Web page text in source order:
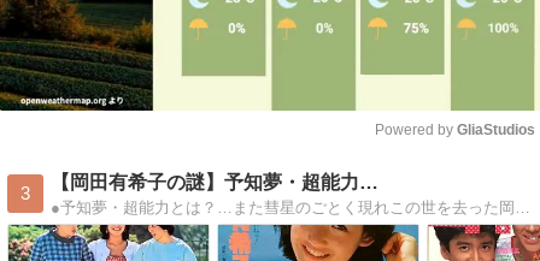
Powered by GliaStudios
3
【岡田有希子の謎】予知夢・超能力…
●予知夢・超能力とは？…また彗星のごとく現れこの世を去った岡田有希子の謎に迫る!!